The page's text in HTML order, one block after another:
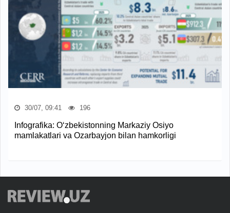
30/07, 09:41 196
Infografika: O‘zbekistonning Markaziy Osiyo
mamlakatlari va Ozarbayjon bilan hamkorligi